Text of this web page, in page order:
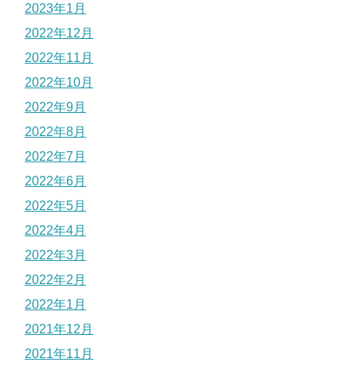
2023年1月
2022年12月
2022年11月
2022年10月
2022年9月
2022年8月
2022年7月
2022年6月
2022年5月
2022年4月
2022年3月
2022年2月
2022年1月
2021年12月
2021年11月